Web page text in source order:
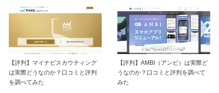
【評判】マイナビスカウティング
は実際どうなのか？口コミと評判
を調べてみた
【評判】AMBI（アンビ）は実際ど
うなのか？口コミと評判を調べて
みた